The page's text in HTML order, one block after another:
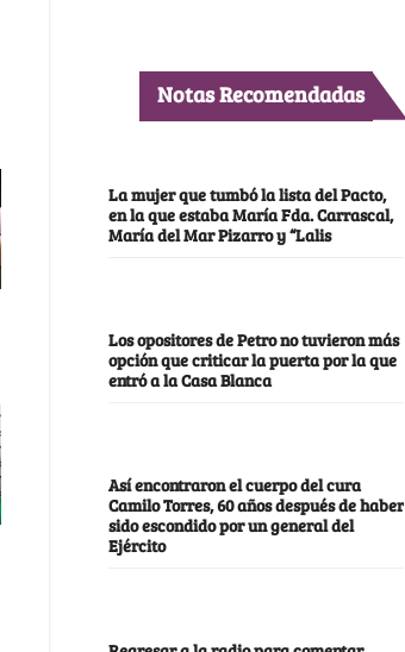
Notas Recomendadas
La mujer que tumbó la lista del Pacto,
en la que estaba María Fda. Carrascal,
María del Mar Pizarro y “Lalis
Los opositores de Petro no tuvieron más
opción que criticar la puerta por la que
entró a la Casa Blanca
Así encontraron el cuerpo del cura
Camilo Torres, 60 años después de haber
sido escondido por un general del
Ejército